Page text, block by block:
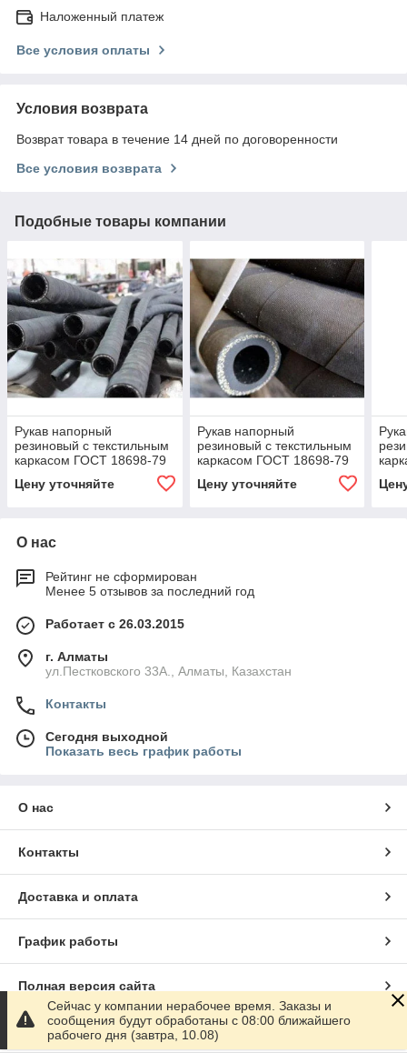
Наложенный платеж
Все условия оплаты
Условия возврата
Возврат товара в течение 14 дней по договоренности
Все условия возврата
Подобные товары компании
Рукав напорный
резиновый с текстильным
каркасом ГОСТ 18698-79
Цену уточняйте
Рукав напорный
резиновый с текстильным
каркасом ГОСТ 18698-79
Цену уточняйте
О нас
Рейтинг не сформирован
Менее 5 отзывов за последний год
Работает с 26.03.2015
г. Алматы
ул.Пестковского 33А., Алматы, Казахстан
Контакты
Сегодня выходной
Показать весь график работы
О нас
Контакты
Доставка и оплата
График работы
Полная версия сайта
Сайт создан на маркетплейсеSatu.kz
Сейчас у компании нерабочее время. Заказы и
сообщения будут обработаны с 08:00 ближайшего
рабочего дня (завтра, 10.08)